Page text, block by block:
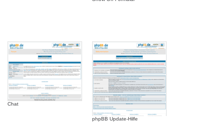
Chat
phpBB Update-Hilfe